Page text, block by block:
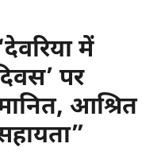
में
पर
आश्रित